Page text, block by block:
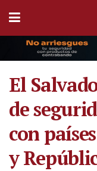
El
de
con
y